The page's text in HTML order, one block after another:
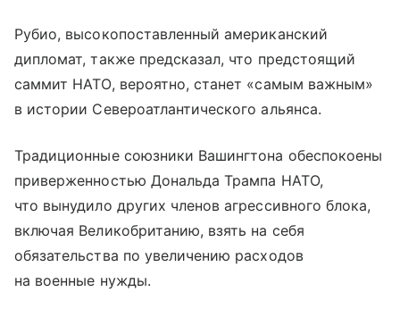
Рубио, высокопоставленный американский
дипломат, также предсказал, что предстоящий
саммит НАТО, вероятно, станет «самым важным»
в истории Североатлантического альянса.
Традиционные союзники Вашингтона обеспокоены
приверженностью Дональда Трампа НАТО,
что вынудило других членов агрессивного блока,
включая Великобританию, взять на себя
обязательства по увеличению расходов
на военные нужды.